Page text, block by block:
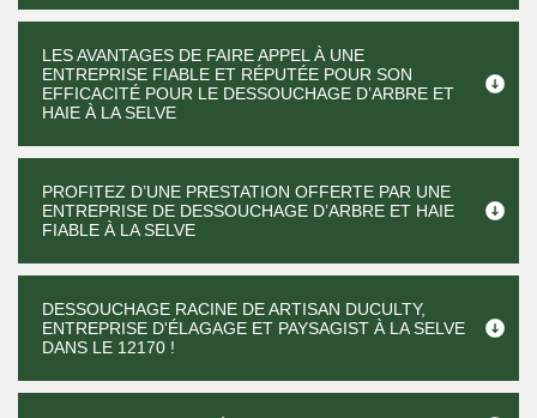
LES AVANTAGES DE FAIRE APPEL À UNE
ENTREPRISE FIABLE ET RÉPUTÉE POUR SON
EFFICACITÉ POUR LE DESSOUCHAGE D’ARBRE ET
HAIE À LA SELVE
PROFITEZ D’UNE PRESTATION OFFERTE PAR UNE
ENTREPRISE DE DESSOUCHAGE D’ARBRE ET HAIE
FIABLE À LA SELVE
DESSOUCHAGE RACINE DE ARTISAN DUCULTY,
ENTREPRISE D'ÉLAGAGE ET PAYSAGIST À LA SELVE
DANS LE 12170 !